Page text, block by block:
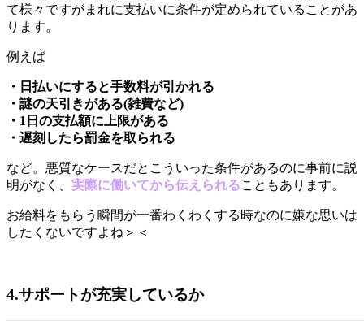
て様々ですがまれに支払いに条件が定められていることがあ
ります。
例えば
・日払いにすると手数料が引かれる
・謎の天引きがある(雑費など)
・1日の支払額に上限がある
・遅刻したら罰金を取られる
など。悪質なケースだとこういった条件があるのに事前に説
明がなく、 実際に働いてから伝えられることもあります。
お給料をもらう瞬間が一番わくわくする時なのに嫌な思いは
したくないですよね＞＜
4.サポートが充実しているか